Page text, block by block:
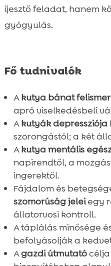
ijesztő feladat, hanem
gyógyulás.
Fő tudnivalók
Akutya bánat
apró viselkedésbeli
Akutyák depressziója
szorongástól; a két
Akutya mentális
napirendtől, a
ingerektől.
Fájdalom és
szomorúság jeleiegy
állatorvosi kontroll.
A táplálás minősége
befolyásolják a
Agazdi útmutatócélja